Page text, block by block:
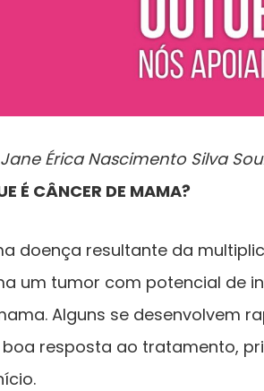
Érica Nascimento Silva
É CÂNCER DE MAMA?
doença resultante da
um tumor com potencial de
Alguns se desenvolvem
resposta ao tratamento,